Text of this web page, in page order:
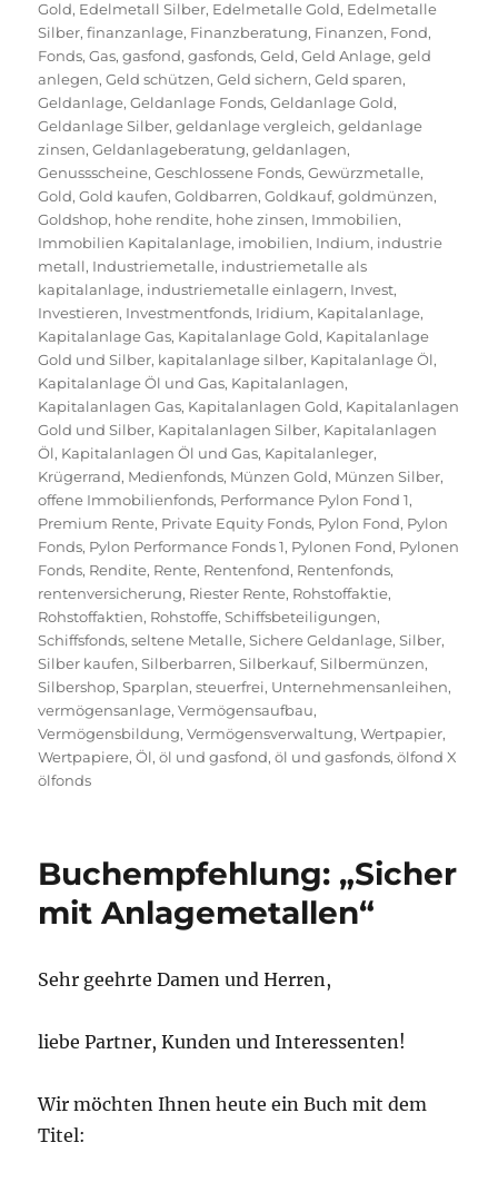
Gold, Edelmetall Silber, Edelmetalle Gold, Edelmetalle
Silber,finanzanlage, Finanzberatung, Finanzen, Fond,
Fonds,Gas,gasfond,gasfonds,Geld,Geld Anlage,geld
anlegen,Geld schützen,Geld sichern,Geld sparen,
Geldanlage,Geldanlage Fonds,Geldanlage Gold,
Geldanlage Silber,geldanlage vergleich,geldanlage
zinsen,Geldanlageberatung,geldanlagen,
Genussscheine,Geschlossene Fonds,Gewürzmetalle,
Gold,Gold kaufen,Goldbarren,Goldkauf,goldmünzen,
Goldshop, hohe rendite, hohe zinsen, Immobilien,
Immobilien Kapitalanlage, imobilien, Indium, industrie
metall, Industriemetalle, industriemetalle als
kapitalanlage, industriemetalle einlagern, Invest,
Investieren, Investmentfonds, Iridium, Kapitalanlage,
Kapitalanlage Gas, Kapitalanlage Gold, Kapitalanlage
Gold und Silber, kapitalanlage silber, Kapitalanlage Öl,
Kapitalanlage Öl und Gas, Kapitalanlagen,
Kapitalanlagen Gas, Kapitalanlagen Gold, Kapitalanlagen
Gold und Silber, Kapitalanlagen Silber, Kapitalanlagen
Öl, Kapitalanlagen Öl und Gas, Kapitalanleger,
Krügerrand, Medienfonds, Münzen Gold, Münzen Silber,
offene Immobilienfonds, Performance Pylon Fond 1,
Premium Rente, Private Equity Fonds, Pylon Fond, Pylon
Fonds, Pylon Performance Fonds 1, Pylonen Fond, Pylonen
Fonds, Rendite, Rente, Rentenfond, Rentenfonds,
rentenversicherung, Riester Rente, Rohstoffaktie,
Rohstoffaktien, Rohstoffe,Schiffsbeteiligungen,
Schiffsfonds,seltene Metalle,Sichere Geldanlage,Silber,
Silber kaufen,Silberbarren,Silberkauf,Silbermünzen,
Silbershop,Sparplan,steuerfrei, Unternehmensanleihen,
vermögensanlage,Vermögensaufbau,
Vermögensbildung,Vermögensverwaltung,Wertpapier,
Wertpapiere,Öl,öl und gasfond,öl und gasfonds,ölfond X
ölfonds
Buchempfehlung: „Sicher
mit Anlagemetallen“
Sehr geehrte Damen und Herren,
liebe Partner, Kunden und Interessenten!
Wir möchten Ihnen heute ein Buch mit dem
Titel: